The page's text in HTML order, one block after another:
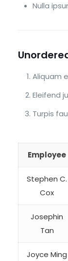
Nulla
Aliquam
Eleifend
Turpis
Employee
Stephen C.
Cox
Josephin
Tan
Joyce Ming